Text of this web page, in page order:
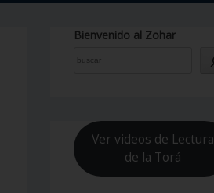
Bienvenido al Zohar
Ver videos de Lectura
de la Torá